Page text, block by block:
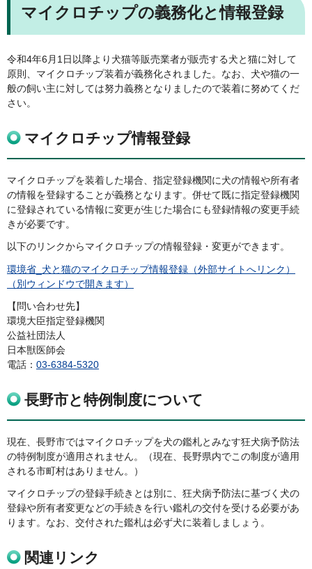
マイクロチップの義務化と情報登録
令和4年6月1日以降より犬猫等販売業者が販売する犬と猫に対して
原則、マイクロチップ装着が義務化されました。なお、犬や猫の一
般の飼い主に対しては努力義務となりましたので装着に努めてくだ
さい。
マイクロチップ情報登録
マイクロチップを装着した場合、指定登録機関に犬の情報や所有者
の情報を登録することが義務となります。併せて既に指定登録機関
に登録されている情報に変更が生じた場合にも登録情報の変更手続
きが必要です。
以下のリンクからマイクロチップの情報登録・変更ができます。
環境省_犬と猫のマイクロチップ情報登録（外部サイトへリンク）
（別ウィンドウで開きます）
【問い合わせ先】
環境大臣指定登録機関
公益社団法人
日本獣医師会
電話： 03-6384-5320
長野市と特例制度について
現在、長野市ではマイクロチップを犬の鑑札とみなす狂犬病予防法
の特例制度が適用されません。（現在、長野県内でこの制度が適用
される市町村はありません。）
マイクロチップの登録手続きとは別に、狂犬病予防法に基づく犬の
登録や所有者変更などの手続きを行い鑑札の交付を受ける必要があ
ります。なお、交付された鑑札は必ず犬に装着しましょう。
関連リンク